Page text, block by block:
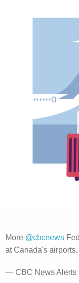
More @cbcnews
at Canada's airports.
— CBC News Alerts